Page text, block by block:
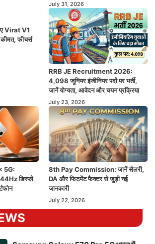
July 31, 2026
Virat V1
फीचर्स
RRB JE Recruitment 2026:
4,098 जूनियर इंजीनियर पदों पर भर्ती,
जानें योग्यता, आवेदन और चयन प्रक्रिया
July 23, 2026
5G:
डिस्प्ले
8th Pay Commission: जानें सैलरी,
DA और फिटमेंट फैक्टर से जुड़ी नई
जानकारी
July 22, 2026